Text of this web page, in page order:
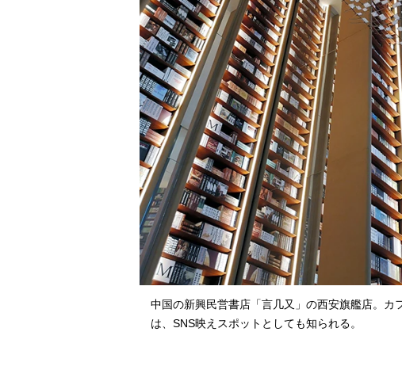
中国の新興民営書店「言几又」の西安旗艦店。カ
は、SNS映えスポットとしても知られる。